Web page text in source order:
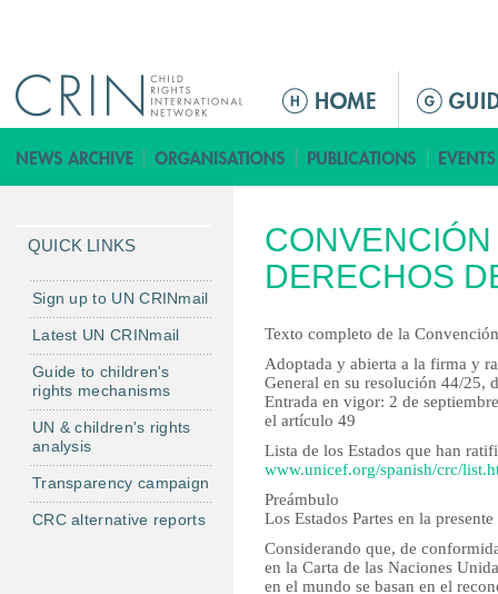
M
i
n
e
n
DERECHOS
Texto completo de la
Adoptada y abierta a la firma y
General en su resolución 44/25,
Entrada en vigor: 2 de
el artículo 49
Lista de los Estados que han
www.unicef.org/spanish/crc/
Preámbulo
Los Estados Partes en la
Considerando que, de
en la Carta de las Naciones
en el mundo se basan en el
QUICK LINKS
Sign up to UN CRINmail
Latest UN CRINmail
Guide to children's
rights mechanisms
UN & children's rights
analysis
Transparency campaign
CRC alternative reports